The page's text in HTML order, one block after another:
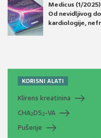
Medicus (1/2025)
Od nevidljivog
kardiologije,
KORISNI ALATI
Klirens kreatinina
CHA2DS2-VA
Pušenje